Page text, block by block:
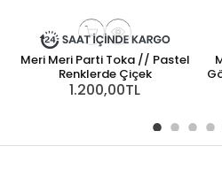
Meri Meri Parti Toka // Pastel
Renklerde Çiçek
1.200,00TL